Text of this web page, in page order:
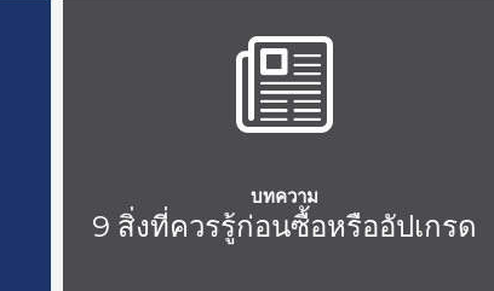
บทความ
9 สิ่งที่ควรรู้ก่อนซื้อหรืออัปเกรด